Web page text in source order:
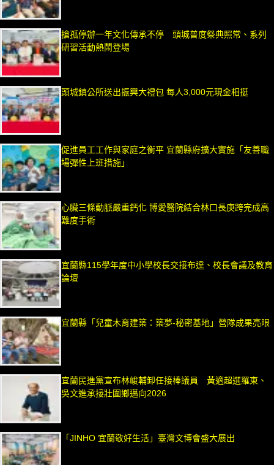
搶孤停辦一年文化傳承不停 頭城普度祭典照常、系列
研習活動熱鬧登場
頭城鎮公所送出振興大禮包 每人3,000元現金相挺
促進員工工作與家庭之衡平 宜蘭縣府擴大實施「友善職
場彈性上班措施」
心臟三條動脈嚴重鈣化 博愛醫院結合林口長庚跨完成高
難度手術
宜蘭縣115學年度中小學校長交接布達、校長會議及教育
論壇
宜蘭縣「兒童木育建築：築夢-秘密基地」營隊成果亮眼
宜蘭民進黨宣布林峻輔卸任接棒議員 黃適超選羅東、
吳文進承接壯圍鄉邁向2026
「JINHO 宜蘭敬好生活」臺灣文博會盛大展出